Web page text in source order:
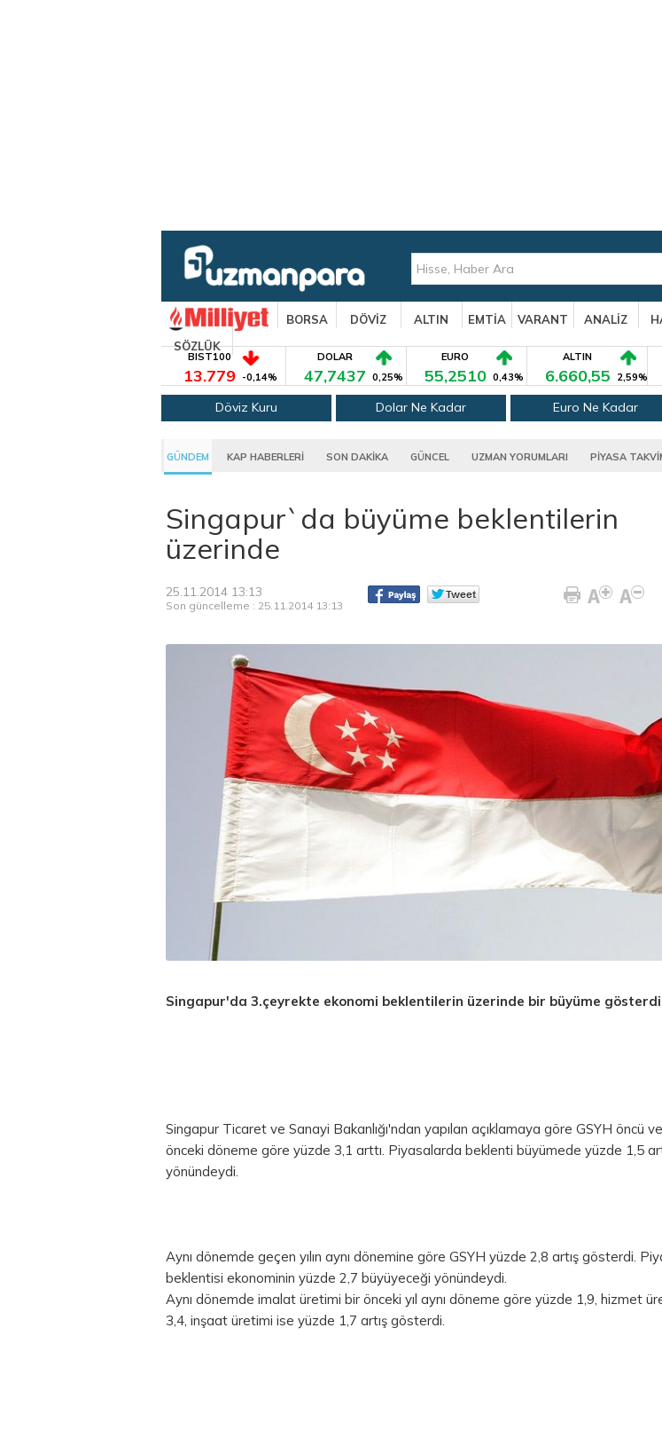
BORSA DÖVİZ ALTIN EMTİA VARANT ANALİZ
SÖZLÜK
BIST100
13.779 -0,14%
DOLAR
47,7437 0,25%
EURO
55,2510 0,43%
ALTIN
6.660,55 2,59%
Döviz Kuru Dolar Ne Kadar Euro Ne Kadar
GÜNDEM KAP HABERLERİ SON DAKİKA GÜNCEL UZMAN YORUMLARI PİYASA
Singapur`da büyüme beklentilerin
üzerinde
25.11.2014 13:13
Son güncelleme : 25.11.2014 13:13
Singapur'da 3.çeyrekte ekonomi beklentilerin üzerinde bir büyüme
Singapur Ticaret ve Sanayi Bakanlığı'ndan yapılan açıklamaya göre GSYH öncü
önceki döneme göre yüzde 3,1 arttı. Piyasalarda beklenti büyümede yüzde 1,5
yönündeydi.
Aynı dönemde geçen yılın aynı dönemine göre GSYH yüzde 2,8 artış gösterdi.
beklentisi ekonominin yüzde 2,7 büyüyeceği yönündeydi.
Aynı dönemde imalat üretimi bir önceki yıl aynı döneme göre yüzde 1,9, hizmet
3,4, inşaat üretimi ise yüzde 1,7 artış gösterdi.